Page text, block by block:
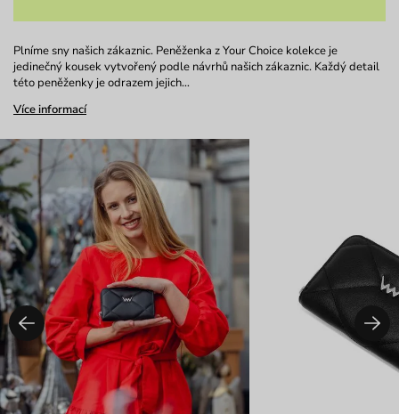
Plníme sny našich zákaznic. Peněženka z Your Choice kolekce je
jedinečný kousek vytvořený podle návrhů našich zákaznic. Každý detail
této peněženky je odrazem jejich…
Více informací